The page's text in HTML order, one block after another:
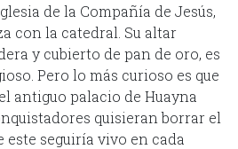
de la Compañía de Jesús,
con la catedral. Su altar
y cubierto de pan de oro, es
Pero lo más curioso es que
antiguo palacio de Huayna
quisieran borrar el
este seguiría vivo en cada